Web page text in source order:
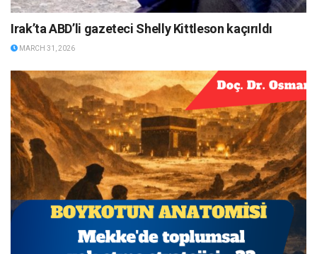
Irak’ta ABD’li gazeteci Shelly Kittleson kaçırıldı
MARCH 31, 2026